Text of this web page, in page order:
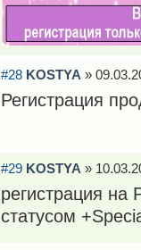
#28 KOSTYA »
Регистрация
#29 KOSTYA »
регистрация
статусом